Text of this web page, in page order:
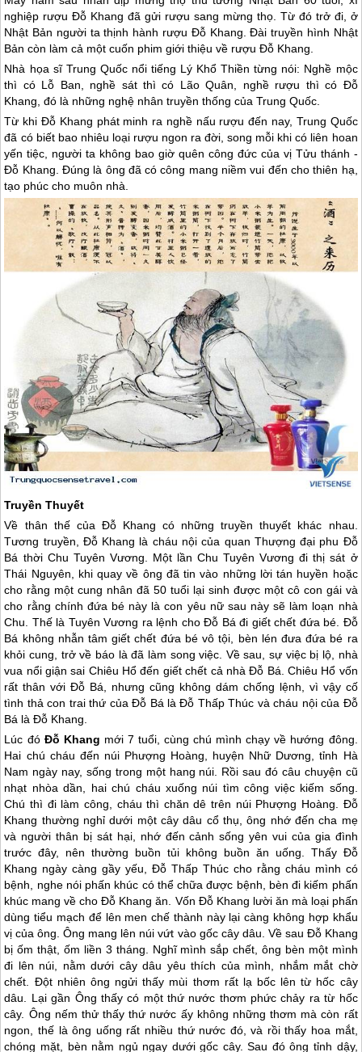
nghiệp rượu Đỗ Khang đã gửi rượu sang mừng thọ. Từ đó trở đi, ở
Nhật Bản người ta thịnh hành rượu Đỗ Khang. Đài truyền hình Nhật
Bản còn làm cả một cuốn phim giới thiệu về rượu Đỗ Khang.
Nhà họa sĩ Trung Quốcnổi tiếng Lý Khổ Thiền từng nói: Nghề mộc
thì có Lỗ Ban, nghề sát thì có Lão Quân, nghề rượu thì có Đỗ
Khang, đó là những nghệ nhân truyền thống củaTrung Quốc
Từ khi Đỗ Khang phát minh ra nghề nấu rượu đến nay, Trung Quốc
đã có biết bao nhiêu loại rượu ngon ra đời, song mỗi khi có liên hoan
yến tiệc, người ta không bao giờ quên công đức của vị Tửu thánh -
Đỗ Khang. Đúng là ông đã có công mang niềm vui đến cho thiên hạ,
tạo phúc cho muôn nhà.
Truyền Thuyết
Về thân thế của Đỗ Khang có những truyền thuyết khác nhau.
Tương truyền, Đỗ Khang là cháu nội của quan Thượng đại phu Đỗ
Bá thời Chu Tuyên Vương. Một lần Chu Tuyên Vương đi thị sát ở
Thái Nguyên, khi quay về ông đã tin vào những lời tán huyền hoặc
cho rằng một cung nhân đã 50 tuổi lại sinh được một cô con gái và
cho rằng chính đứa bé này là con yêu nữ sau này sẽ làm loạn nhà
Chu. Thế là Tuyên Vương ra lệnh cho Đỗ Bá đi giết chết đứa bé. Đỗ
Bá không nhẫn tâm giết chết đứa bé vô tội, bèn lén đưa đứa bé ra
khỏi cung, trở về báo là đã làm song việc. Về sau, sự việc bị lộ, nhà
vua nổi giận sai Chiêu Hổ đến giết chết cả nhà Đỗ Bá. Chiêu Hổ vốn
rất thân với Đỗ Bá, nhưng cũng không dám chống lệnh, vì vậy cố
tình thả con trai thứ của Đỗ Bá là Đỗ Thấp Thúc và cháu nội của Đỗ
Bá là Đỗ Khang.
Lúc đó Đỗ Khang mới 7 tuổi, cùng chú mình chạy về hướng đông.
Hai chú cháu đến núi Phượng Hoàng, huyện Nhữ Dương, tỉnh Hà
Nam ngày nay, sống trong một hang núi. Rồi sau đó câu chuyện cũ
nhạt nhòa dần, hai chú cháu xuống núi tìm công việc kiếm sống.
Chú thì đi làm công, cháu thì chăn dê trên núi Phượng Hoàng. Đỗ
Khang thường nghỉ dưới một cây dâu cổ thụ, ông nhớ đến cha mẹ
và người thân bị sát hại, nhớ đến cảnh sống yên vui của gia đình
trước đây, nên thường buồn tủi không buồn ăn uống. Thấy Đỗ
Khang ngày càng gầy yếu, Đỗ Thấp Thúc cho rằng cháu mình có
bệnh, nghe nói phấn khúc có thể chữa được bệnh, bèn đi kiếm phấn
khúc mang về cho Đỗ Khang ăn. Vốn Đỗ Khang lười ăn mà loại phấn
dùng tiểu mạch để lên men chế thành này lại càng không hợp khẩu
vị của ông. Ông mang lên núi vứt vào gốc cây dâu. Về sau Đỗ Khang
bị ốm thật, ốm liền 3 tháng. Nghĩ mình sắp chết, ông bèn một mình
đi lên núi, nằm dưới cây dâu yêu thích của mình, nhắm mắt chờ
chết. Đột nhiên ông ngửi thấy mùi thơm rất lạ bốc lên từ hốc cây
dâu. Lại gần Ông thấy có một thứ nước thơm phức chảy ra từ hốc
cây. Ông nếm thử thấy thứ nước ấy không những thơm mà còn rất
ngon, thế là ông uống rất nhiều thứ nước đó, và rồi thấy hoa mắt,
chóng mặt, bèn nằm ngủ ngay dưới gốc cây. Sau đó ông tỉnh dậy,